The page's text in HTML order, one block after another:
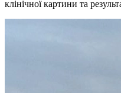
клінічної картини та